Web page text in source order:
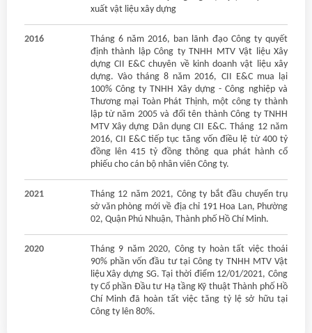
xuất vật liệu xây dựng
2016
Tháng 6 năm 2016, ban lãnh đạo Công ty quyết
định thành lập Công ty TNHH MTV Vật liệu Xây
dựng CII E&C chuyên về kinh doanh vật liệu xây
dựng. Vào tháng 8 năm 2016, CII E&C mua lại
100% Công ty TNHH Xây dựng - Công nghiệp và
Thương mại Toàn Phát Thịnh, một công ty thành
lập từ năm 2005 và đổi tên thành Công ty TNHH
MTV Xây dựng Dân dụng CII E&C. Tháng 12 năm
2016, CII E&C tiếp tục tăng vốn điều lệ từ 400 tỷ
đồng lên 415 tỷ đồng thông qua phát hành cổ
phiếu cho cán bộ nhân viên Công ty.
2021
Tháng 12 năm 2021, Công ty bắt đầu chuyển trụ
sở văn phòng mới về địa chỉ 191 Hoa Lan, Phường
02, Quận Phú Nhuận, Thành phố Hồ Chí Minh.
2020
Tháng 9 năm 2020, Công ty hoàn tất việc thoái
90% phần vốn đầu tư tại Công ty TNHH MTV Vật
liệu Xây dựng SG. Tại thời điểm 12/01/2021, Công
ty Cổ phần Đầu tư Hạ tầng Kỹ thuật Thành phố Hồ
Chí Minh đã hoàn tất việc tăng tỷ lệ sở hữu tại
Công ty lên 80%.